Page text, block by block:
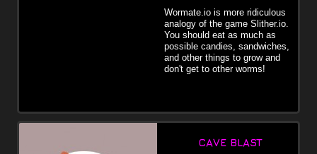
Wormate.io is more ridiculous
analogy of the game Slither.io.
You should eat as much as
possible candies, sandwiches,
and other things to grow and
don't get to other worms!
CAVE BLAST